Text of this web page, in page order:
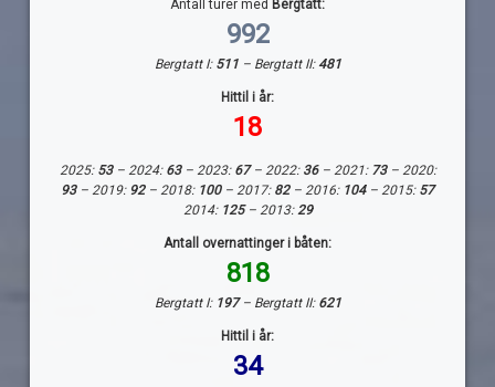
Antall turer med Bergtatt:
992
Bergtatt I: 511 – Bergtatt II:481
Hittil i år:
18
2025: 53– 2024:63– 2023: 67– 2022: 36– 2021: 73– 2020:
93– 2019: 92– 2018: 100 – 2017: 82– 2016: 104– 2015: 57
2014: 125– 2013:29
Antall overnattinger i båten:
818
Bergtatt I: 197– Bergtatt II: 621
Hittil i år:
34